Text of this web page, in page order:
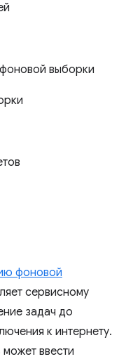
выборки
фоновой
сервисному
задач до
к интернету.
ввести